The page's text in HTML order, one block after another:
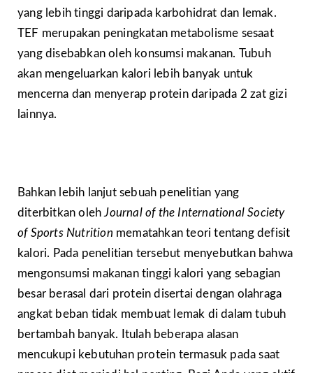
yang lebih tinggi daripada karbohidrat dan lemak.
TEF merupakan peningkatan metabolisme sesaat
yang disebabkan oleh konsumsi makanan. Tubuh
akan mengeluarkan kalori lebih banyak untuk
mencerna dan menyerap protein daripada 2 zat gizi
lainnya.
Bahkan lebih lanjut sebuah penelitian yang
diterbitkan olehJournal of the International Society
of Sports Nutrition mematahkan teori tentang defisit
kalori. Pada penelitian tersebut menyebutkan bahwa
mengonsumsi makanan tinggi kalori yang sebagian
besar berasal dari protein disertai dengan olahraga
angkat beban tidak membuat lemak di dalam tubuh
bertambah banyak. Itulah beberapa alasan
mencukupi kebutuhan protein termasuk pada saat